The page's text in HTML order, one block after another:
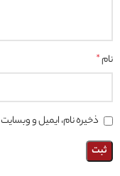
نام*
ذخیره نام، ایمیل و